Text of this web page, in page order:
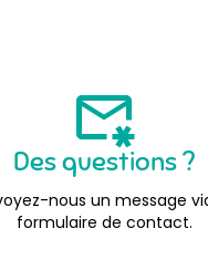
Des questions ?
nous un message
formulaire de contact.